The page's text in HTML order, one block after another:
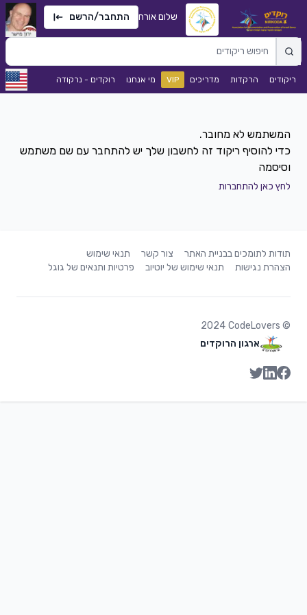
שלום אורח התחבר/הרשם
ריקודים הרקדות מדריכים VIP מי אנחנו רוקדים - נרקודה
כדי להוסיף ריקוד זה לחשבון שלך יש להתחבר עם שם משתמש
וסיסמה
לחץ כאן להתחברות
תודות לתומכים בבניית האתר צור קשר
תנאי שימוש
הצהרת נגישות
תנאי שימוש של יוטיוב פרטיות ותנאים של גוגל
©
2024 CodeLovers
ארגון הרוקדים